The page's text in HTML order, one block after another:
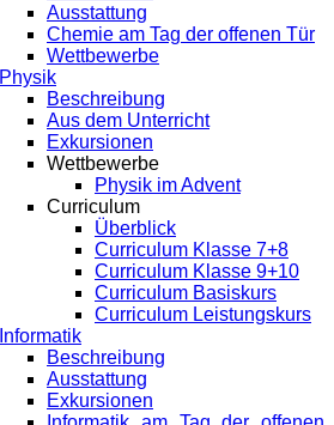
Ausstattung
Chemie am Tag der offenen Tür
Wettbewerbe
Physik
Beschreibung
Aus dem Unterricht
Exkursionen
Wettbewerbe
Physik im Advent
Curriculum
Überblick
Curriculum Klasse 7+8
Curriculum Klasse 9+10
Curriculum Basiskurs
Curriculum Leistungskurs
Informatik
Beschreibung
Ausstattung
Exkursionen